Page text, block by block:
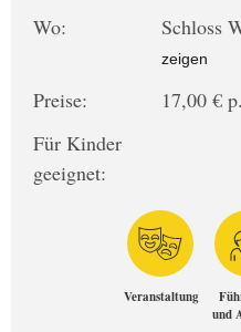
Wo:
Schloss
zeigen
Preise:
17,00 €
Für Kinder
geeignet:
Veranstaltung
und